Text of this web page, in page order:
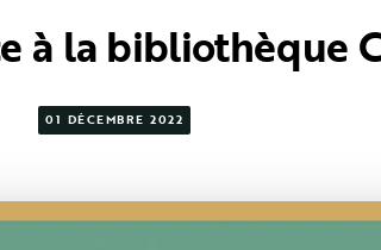
à la bibliothèque
01 DÉCEMBRE 2022